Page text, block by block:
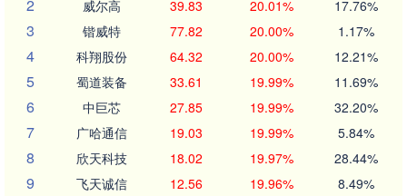
2 威尔高 39.83 20.01% 17.76%
3 锴威特 77.82 20.00% 1.17%
4 科翔股份 64.32 20.00% 12.21%
5 蜀道装备 33.61 19.99% 11.69%
6 中巨芯 27.85 19.99% 32.20%
7 广哈通信 19.03 19.99% 5.84%
8 欣天科技 18.02 19.97% 28.44%
9 飞天诚信 12.56 19.96% 8.49%